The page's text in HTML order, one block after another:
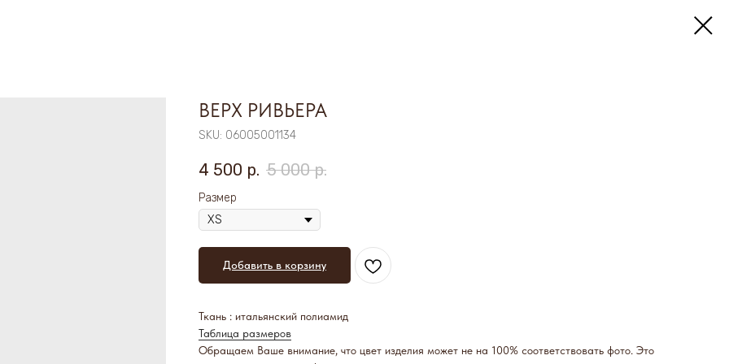
ВЕРХ РИВЬЕРА
SKU: 06005001134
4 500 р. 5 000 р.
Размер
Добавить в корзину
Ткань : итальянский полиамид
Таблица размеров
Обращаем Ваше внимание, что цвет изделия может не на 100% соответствовать фото. Это